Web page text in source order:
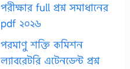
পরীক্ষার full প্রশ্ন সমাধানের
pdf ২০২৬
পরমাণু শক্তি কমিশন
ল্যাবরেটরি এটেনডেন্ট প্রশ্ন